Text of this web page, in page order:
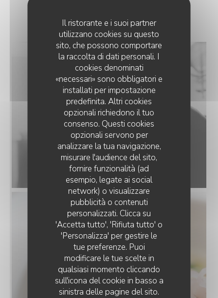
Il ristorante e i suoi partner
utilizzano cookies su questo
sito, che possono comportare
la raccolta di dati personali. I
cookies denominati
«necessari» sono obbligatori e
installati per impostazione
predefinita. Altri cookies
opzionali richiedono il tuo
consenso. Questi cookies
opzionali servono per
analizzare la tua navigazione,
misurare l'audience del sito,
fornire funzionalità (ad
esempio, legate ai social
network) o visualizzare
pubblicità o contenuti
personalizzati. Clicca su
'Accetta tutto', 'Rifiuta tutto' o
'Personalizza' per gestire le
tue preferenze. Puoi
modificare le tue scelte in
qualsiasi momento cliccando
sull'icona del cookie in basso a
sinistra delle pagine del sito.
RESTAURANT LA TOILE DE LIN